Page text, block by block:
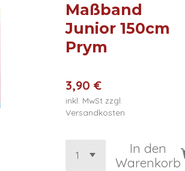
Maßband
Junior 150cm
Prym
3,90 €
inkl. MwSt zzgl.
Versandkosten
In den
Warenkorb